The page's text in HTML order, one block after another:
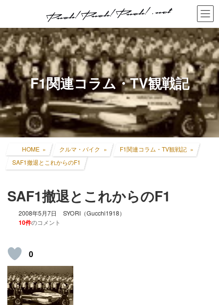
ン
ツ
へ
ス
キ
ッ
ー
シ
ョ
ン
に
移
F1関連コラム・TV観戦記
HOME クルマ・バイク
F1関連コラム・TV観戦記
SAF1撤退とこれからのF1
SAF1撤退とこれからのF1
2008年5月7日 SYORI（Gucchi1918）
10件のコメント
0